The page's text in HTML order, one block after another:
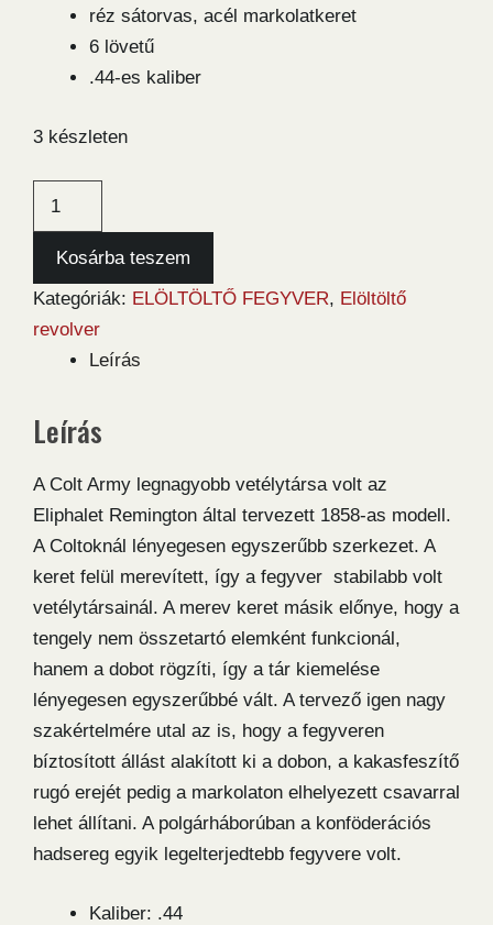
réz sátorvas, acél markolatkeret
6 lövetű
.44-es kaliber
3 készleten
Pietta
Remington
New
Model
revolver
Kosárba teszem
Kategóriák: ELÖLTÖLTŐ FEGYVER, Elöltöltő
revolver
Leírás
Leírás
A Colt Army legnagyobb vetélytársa volt az
Eliphalet Remington által tervezett 1858-as modell.
A Coltoknál lényegesen egyszerűbb szerkezet. A
keret felül merevített, így a fegyver stabilabb volt
vetélytársainál. A merev keret másik előnye, hogy a
tengely nem összetartó elemként funkcionál,
hanem a dobot rögzíti, így a tár kiemelése
lényegesen egyszerűbbé vált. A tervező igen nagy
szakértelmére utal az is, hogy a fegyveren
bíztosított állást alakított ki a dobon, a kakasfeszítő
rugó erejét pedig a markolaton elhelyezett csavarral
lehet állítani. A polgárháborúban a konföderációs
hadsereg egyik legelterjedtebb fegyvere volt.
Kaliber: .44